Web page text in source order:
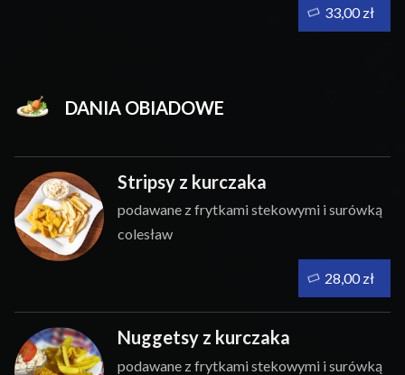
DANIA OBIADOWE
Stripsy z kurczaka
podawane z frytkami stekowymi i surówką
colesław
Nuggetsy z kurczaka
podawane z frytkami stekowymi i surówką